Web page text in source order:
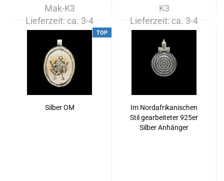
Mak-K3
Lieferzeit: ca. 3-4
Tage
K3
Lieferzeit: ca. 3-4
Tage
TOP
Silber OM
Im Nordafrikanischen
Stil gearbeiteter 925er
Silber Anhänger